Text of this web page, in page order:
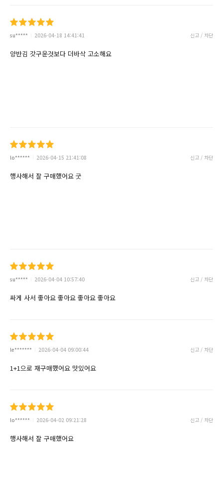
su***** 2026-04-18 14:41:41 신고 / 차단
양반김 갓구운것보다 더바삭 고소해요
lo****** 2026-04-15 21:41:08 신고 / 차단
행사해서 잘 구매했어요 굿
su***** 2026-04-04 10:57:40 신고 / 차단
싸게 사서 좋아요 좋아요 좋아요 좋아요
le******* 2026-04-04 09:00:44 신고 / 차단
1+1으로 재구매했어요 맛있어요
lo****** 2026-04-02 09:21:28 신고 / 차단
행사해서 잘 구매했어요